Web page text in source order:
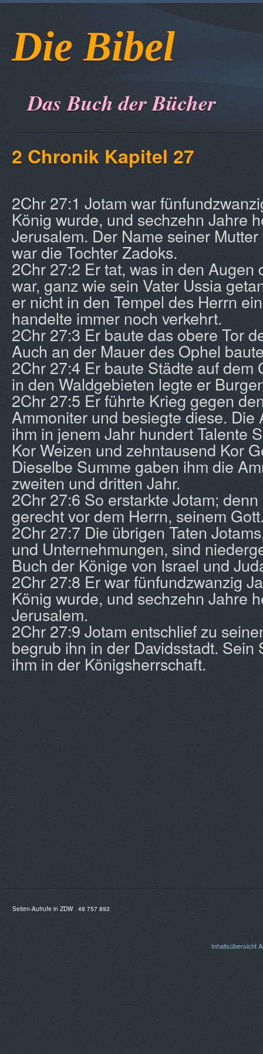
Die Bibel
Das Buch der Bücher
2 Chronik Kapitel 27
2Chr 27:1 Jotam war
König wurde, und sechzehn Jahre
Jerusalem. Der Name seiner
war die Tochter Zadoks.
2Chr 27:2 Er tat, was in den Augen
war, ganz wie sein Vater Ussia
er nicht in den Tempel des Herrn
handelte immer noch verkehrt.
2Chr 27:3 Er baute das obere Tor
Auch an der Mauer des Ophel
2Chr 27:4 Er baute Städte auf dem
in den Waldgebieten legte er
2Chr 27:5 Er führte Krieg gegen
Ammoniter und besiegte diese. Die
ihm in jenem Jahr hundert Talente
Kor Weizen und zehntausend Kor
Dieselbe Summe gaben ihm die
zweiten und dritten Jahr.
2Chr 27:6 So erstarkte Jotam;
gerecht vor dem Herrn, seinem
2Chr 27:7 Die übrigen Taten
und Unternehmungen, sind
Buch der Könige von Israel und
2Chr 27:8 Er war fünfundzwanzig
König wurde, und sechzehn Jahre
Jerusalem.
2Chr 27:9 Jotam entschlief zu
begrub ihn in der Davidsstadt. Sein
ihm in der Königsherrschaft.
Seiten-Aufrufe in ZDW 48 757 893
Inhaltsübersicht